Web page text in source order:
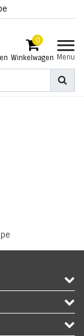
0
Winkelwagen Menu